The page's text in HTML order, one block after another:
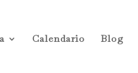
Calendario Blog